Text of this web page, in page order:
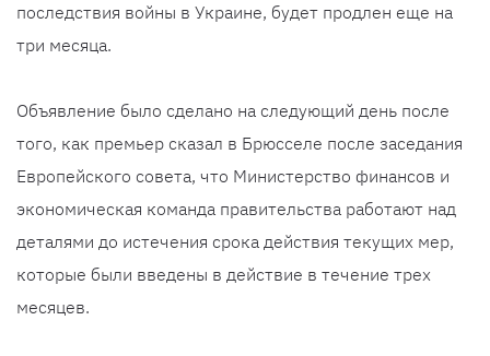
последствия войны в Украине, будет продлен еще на
три месяца.
Объявление было сделано на следующий день после
того, как премьер сказал в Брюсселе после заседания
Европейского совета, что Министерство финансов и
экономическая команда правительства работают над
деталями до истечения срока действия текущих мер,
которые были введены в действие в течение трех
месяцев.